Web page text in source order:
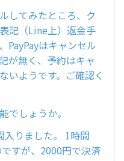
してみたところ、ク
記（Line上）返金手
PayPayはキャンセル
が無く、予約はキャ
いようです。ご確認く
でしょうか。
入りました。 1時間
すが、2000円で決済